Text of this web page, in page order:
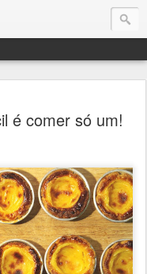
é comer só um!